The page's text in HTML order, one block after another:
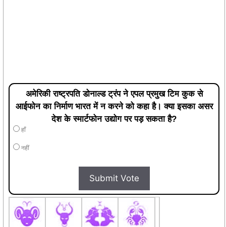
अमेरिकी राष्ट्रपति डोनाल्ड ट्रंप ने एपल प्रमुख टिम कुक से
आईफोन का निर्माण भारत में न करने को कहा है। क्या इसका असर
देश के स्मार्टफोन उद्योग पर पड़ सकता है?
हाँ
नहीं
Submit Vote